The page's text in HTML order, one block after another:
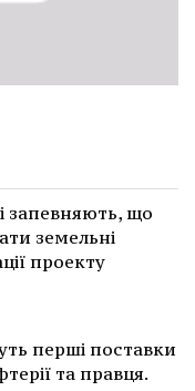
запевняють, що
земельні
проекту
перші поставки
та правця.